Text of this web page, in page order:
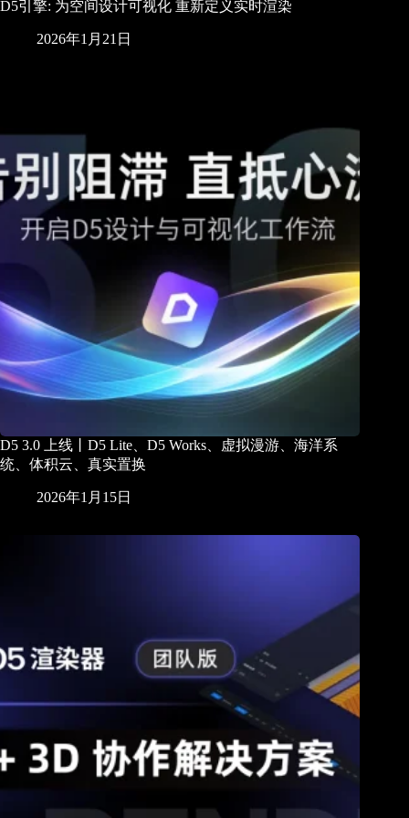
D5引擎: 为空间设计可视化 重新定义实时渲染
2026年1月21日
D5 3.0 上线丨D5 Lite、D5 Works、虚拟漫游、海洋系
统、体积云、真实置换
2026年1月15日